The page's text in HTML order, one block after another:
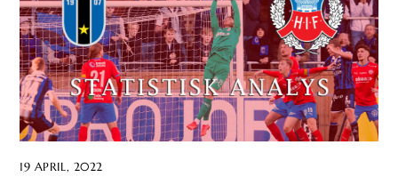
19 APRIL, 2022